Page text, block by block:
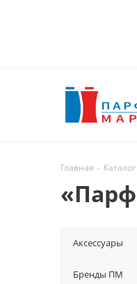
Главная - Каталог
Аксессуары
Бренды ПМ